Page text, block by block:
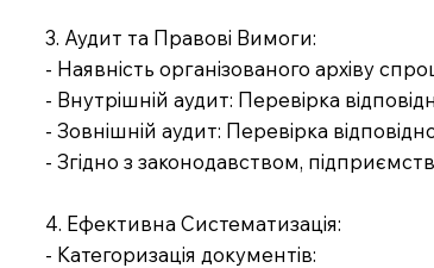
3. Аудит та Правові Вимоги:
- Наявність організованого архіву
- Внутрішній аудит: Перевірка
- Зовнішній аудит: Перевірка
- Згідно з законодавством,
4. Ефективна Систематизація:
- Категоризація документів: